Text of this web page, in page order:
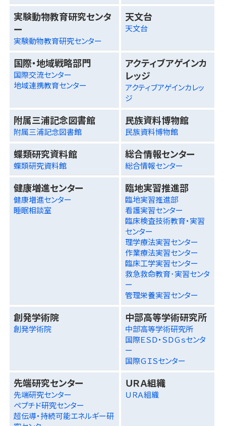
実験動物教育研究センタ
ー
実験動物教育研究センター
天文台
天文台
国際・地域戦略部門
国際交流センター
地域連携教育センター
アクティブアゲインカ
レッジ
アクティブアゲインカレッ
ジ
附属三浦記念図書館
附属三浦記念図書館
民族資料博物館
民族資料博物館
蝶類研究資料館
蝶類研究資料館
総合情報センター
総合情報センター
健康増進センター
健康増進センター
睡眠相談室
臨地実習推進部
臨地実習推進部
看護実習センター
臨床検査技術教育・実習
センター
理学療法実習センター
作業療法実習センター
臨床工学実習センター
救急救命教育･実習センタ
ー
管理栄養実習センター
創発学術院
創発学術院
中部高等学術研究所
中部高等学術研究所
国際ＥＳＤ・ＳＤＧｓセンタ
ー
国際ＧＩＳセンター
先端研究センター
先端研究センター
ペプチド研究センター
超伝導・持続可能エネルギー研
ＵＲＡ組織
ＵＲＡ組織